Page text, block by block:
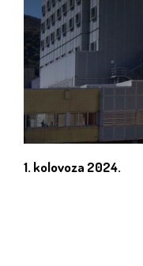
1. kolovoza 2024.